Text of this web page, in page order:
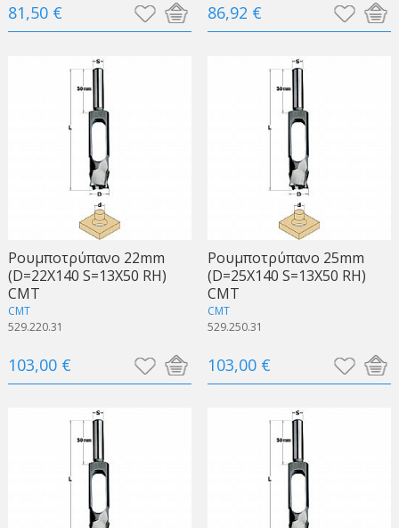
81,50 € 86,92 €
Ρουμποτρύπανο 22mm
(D=22X140 S=13X50 RH)
CMT
CMT
529.220.31
103,00 €
Ρουμποτρύπανο 25mm
(D=25X140 S=13X50 RH)
CMT
CMT
529.250.31
103,00 €